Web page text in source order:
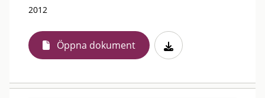
2012
Öppna dokument